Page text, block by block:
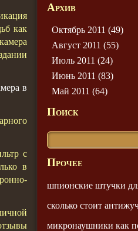
как
в
с
в
Архив
Октябрь 2011 (49)
Август 2011 (55)
Июль 2011 (24)
Июнь 2011 (83)
Май 2011 (64)
Поиск
Прочее
шпионские штучки
сколько стоит
микронаушники как